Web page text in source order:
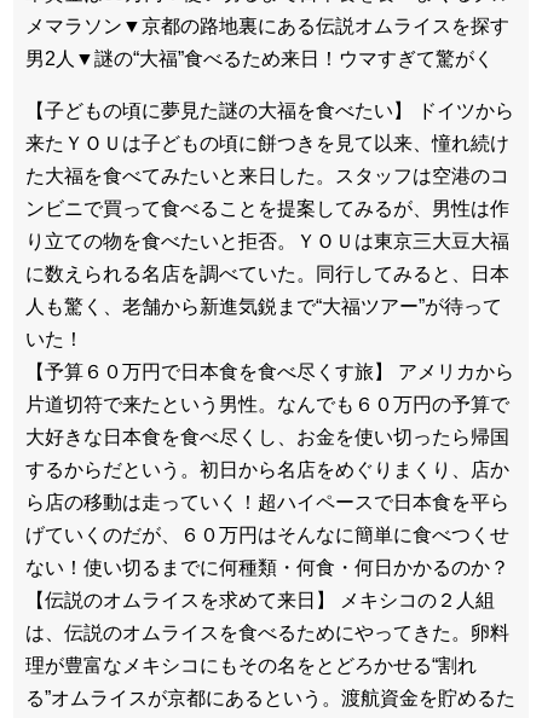
メマラソン▼京都の路地裏にある伝説オムライスを探す
男2人▼謎の“大福”食べるため来日！ウマすぎて驚がく
【子どもの頃に夢見た謎の大福を食べたい】 ドイツから
来たＹＯＵは子どもの頃に餅つきを見て以来、憧れ続け
た大福を食べてみたいと来日した。スタッフは空港のコ
ンビニで買って食べることを提案してみるが、男性は作
り立ての物を食べたいと拒否。ＹＯＵは東京三大豆大福
に数えられる名店を調べていた。同行してみると、日本
人も驚く、老舗から新進気鋭まで“大福ツアー”が待って
いた！
【予算６０万円で日本食を食べ尽くす旅】 アメリカから
片道切符で来たという男性。なんでも６０万円の予算で
大好きな日本食を食べ尽くし、お金を使い切ったら帰国
するからだという。初日から名店をめぐりまくり、店か
ら店の移動は走っていく！超ハイペースで日本食を平ら
げていくのだが、６０万円はそんなに簡単に食べつくせ
ない！使い切るまでに何種類・何食・何日かかるのか？
【伝説のオムライスを求めて来日】 メキシコの２人組
は、伝説のオムライスを食べるためにやってきた。卵料
理が豊富なメキシコにもその名をとどろかせる“割れ
る”オムライスが京都にあるという。渡航資金を貯めるた